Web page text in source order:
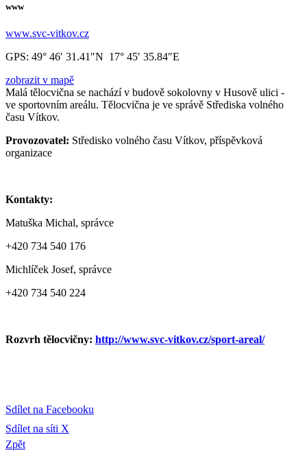
www
www.svc-vitkov.cz
GPS: 49° 46′ 31.41″N 17° 45′ 35.84″E
zobrazit v mapě
Malá tělocvična se nachází v budově sokolovny v Husově ulici -
ve sportovním areálu. Tělocvična je ve správě Střediska volného
času Vítkov.
Provozovatel: Středisko volného času Vítkov, příspěvková
organizace
Kontakty:
Matuška Michal, správce
+420 734 540 176
Michlíček Josef, správce
+420 734 540 224
Rozvrh tělocvičny: http://www.svc-vitkov.cz/sport-areal/
Sdílet na Facebooku
Sdílet na síti X
Zpět